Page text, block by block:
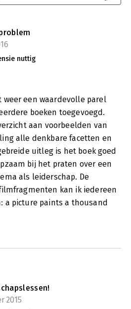
nuttig
weer een waardevolle parel
boeken toegevoegd.
aan voorbeelden van
alle denkbare facetten en
uitleg is het boek goed
bij het praten over een
als leiderschap. De
kan ik iedereen
a picture paints a thousand
2015